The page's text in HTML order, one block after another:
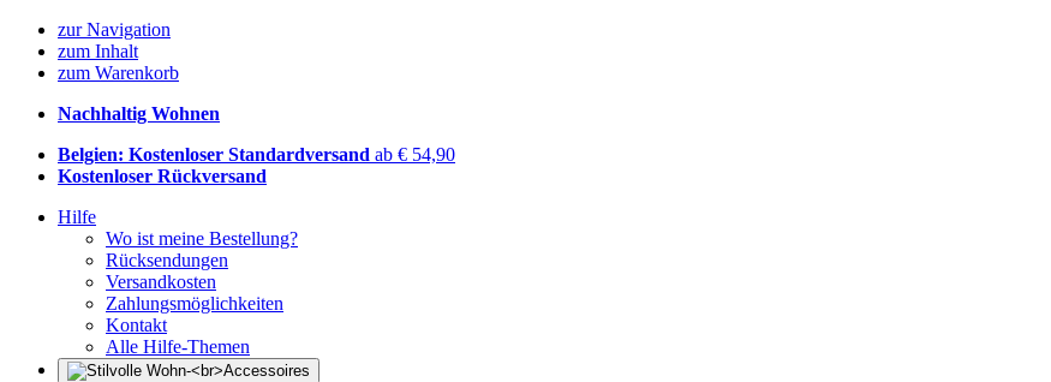
zur Navigation
zum Inhalt
zum Warenkorb
Nachhaltig Wohnen
Belgien: Kostenloser Standardversand ab € 54,90
Kostenloser Rückversand
Hilfe
Wo ist meine Bestellung?
Rücksendungen
Versandkosten
Zahlungsmöglichkeiten
Kontakt
Alle Hilfe-Themen